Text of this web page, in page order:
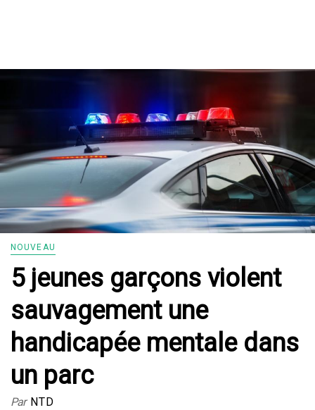
NOUVEAU
5 jeunes garçons violent
sauvagement une
handicapée mentale dans
un parc
Par NTD